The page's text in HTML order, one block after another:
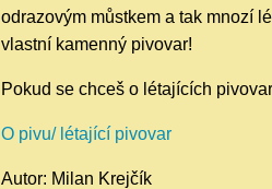
odrazovým můstkem a tak mnozí
vlastní kamenný pivovar!
Pokud se chceš o létajících
O pivu/ létající pivovar
Autor: Milan Krejčík